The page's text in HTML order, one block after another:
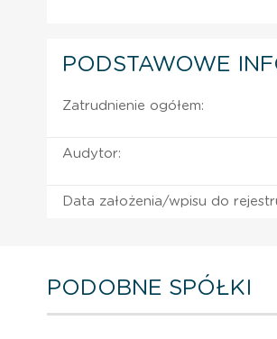
PODSTAWOWE
Zatrudnienie ogółem:
Audytor:
Data założenia/wpisu do
PODOBNE SPÓŁKI